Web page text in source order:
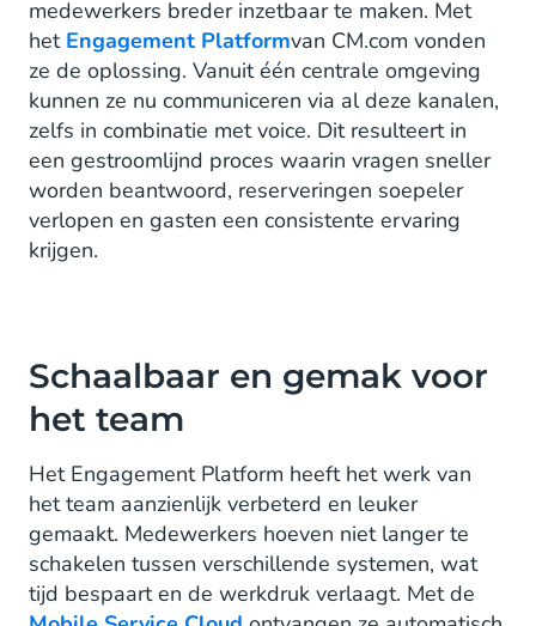
medewerkers breder inzetbaar te maken. Met
het Engagement Platformvan CM.com vonden
ze de oplossing. Vanuit één centrale omgeving
kunnen ze nu communiceren via al deze kanalen,
zelfs in combinatie met voice. Dit resulteert in
een gestroomlijnd proces waarin vragen sneller
worden beantwoord, reserveringen soepeler
verlopen en gasten een consistente ervaring
krijgen.
Schaalbaar en gemak voor
het team
Het Engagement Platform heeft het werk van
het team aanzienlijk verbeterd en leuker
gemaakt. Medewerkers hoeven niet langer te
schakelen tussen verschillende systemen, wat
tijd bespaart en de werkdruk verlaagt. Met de